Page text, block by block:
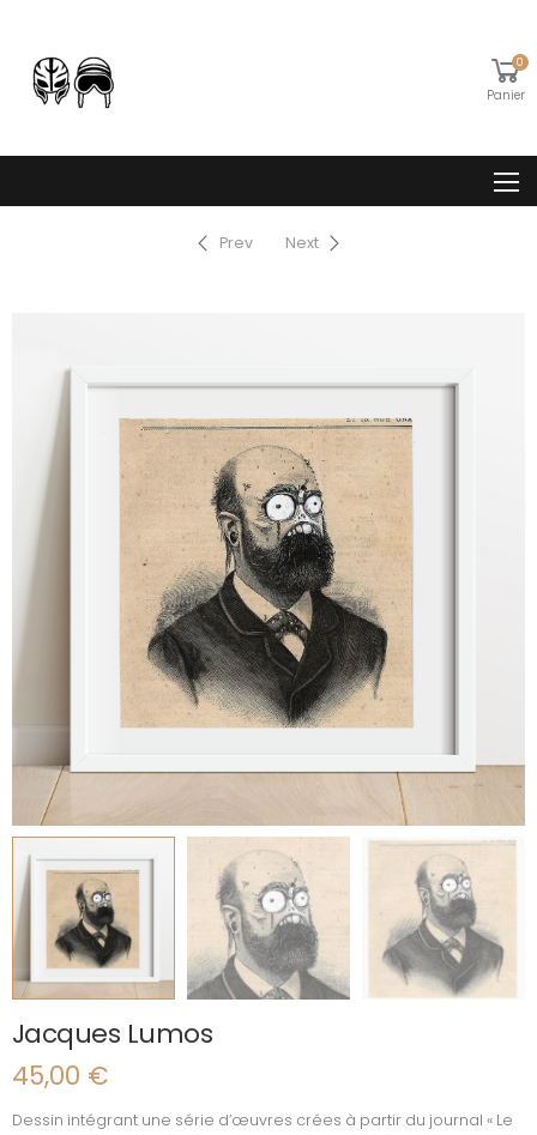
0
Panier
Prev Next
Jacques Lumos
45,00 €
Dessin intégrant une série d’œuvres crées à partir du journal « Le